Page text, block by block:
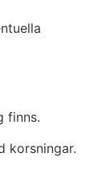
finns.
korsningar.